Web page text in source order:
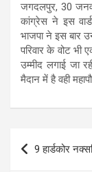
जगदलपुर, 30
कांग्रेस ने इस
भाजपा ने इस बार
परिवार के वोट
उम्मीद लगाई जा
मैदान में है वही
Post
navigation
9 हार्डकोर